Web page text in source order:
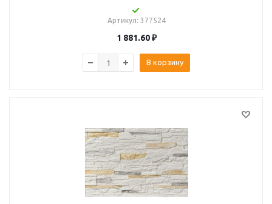
Артикул: 377524
1 881.60₽
В корзину